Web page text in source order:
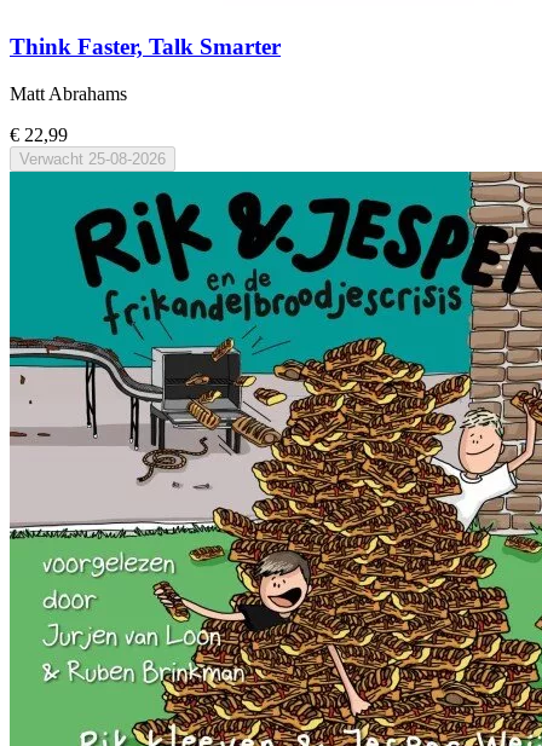
Think Faster, Talk Smarter
Matt Abrahams
€ 22,99
Verwacht 25-08-2026